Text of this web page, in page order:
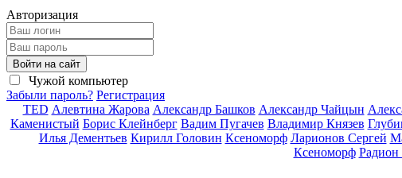
Авторизация
Войти на сайт
Чужой компьютер
Забыли пароль? Регистрация
TED Алевтина Жарова Александр Башков Александр Чайцын
Каменистый Борис Клейнберг Вадим Пугачев Владимир Князев
Илья Дементьев Кирилл Головин Ксеноморф Ларионов Сергей
Ксеноморф Радион